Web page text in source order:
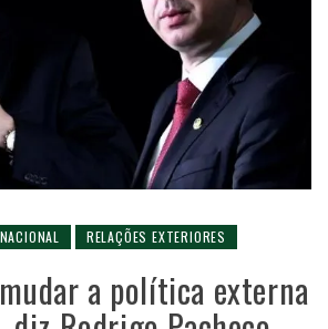
RELAÇÕES EXTERIORES
mudar a política externa